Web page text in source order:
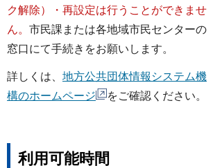
ク解除）・再設定は行うことができませ
ん。 市民課または各地域市民センターの
窓口にて手続きをお願いします。
詳しくは、 地方公共団体情報システム機
構のホームページ
をご確認ください。
利用可能時間